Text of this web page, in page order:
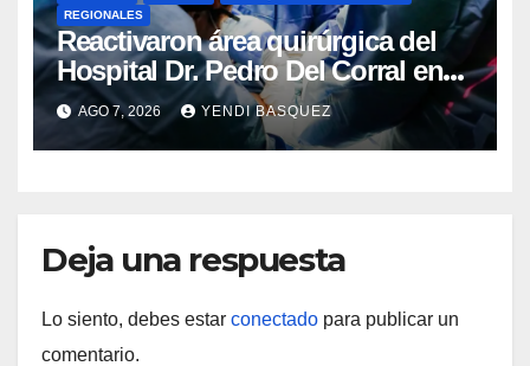
REGIONALES
Reactivaron área quirúrgica del
Hospital Dr. Pedro Del Corral en
Guárico
AGO 7, 2026 YENDI BASQUEZ
Deja una respuesta
Lo siento, debes estar conectado para publicar un
comentario.